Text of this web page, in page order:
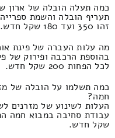
כמה תעלה הובלה של ארון
תעריף הובלה והשמת
זהו 350 ועד 180 שקל חדש.
מה עלות העברה של פינת
בהוספת הרכבה ופירוק של
לכל הפחות 200 שקל חדש.
חמה?
העלות לשינוע של מזרנים
שקל חדש.